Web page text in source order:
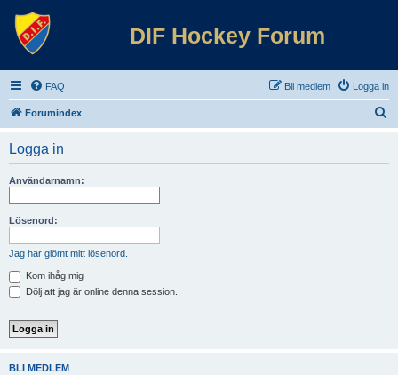
DIF Hockey Forum
FAQ Logga in
Bli medlem
Forumindex
Logga in
Användarnamn:
Lösenord:
Jag har glömt mitt lösenord.
Kom ihåg mig
Dölj att jag är online denna session.
BLI MEDLEM